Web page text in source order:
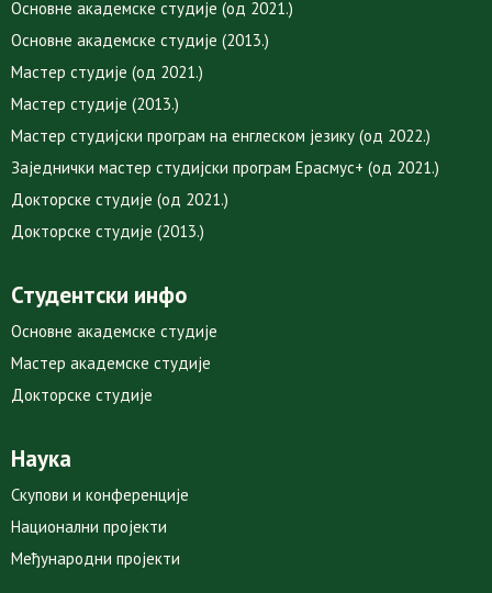
Основне академске студије (од 2021.)
Основне академске студије (2013.)
Мастер студије (од 2021.)
Мастер студије (2013.)
Мастер студијски програм на енглеском језику (од 2022.)
Заједнички мастер студијски програм Ерасмус+ (од 2021.)
Докторске студије (од 2021.)
Докторске студије (2013.)
Студентски инфо
Основне академске студије
Мастер академске студије
Докторске студије
Наука
Скупови и конференције
Национални пројекти
Међународни пројекти